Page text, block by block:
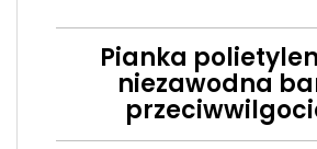
Pianka
niezawodna